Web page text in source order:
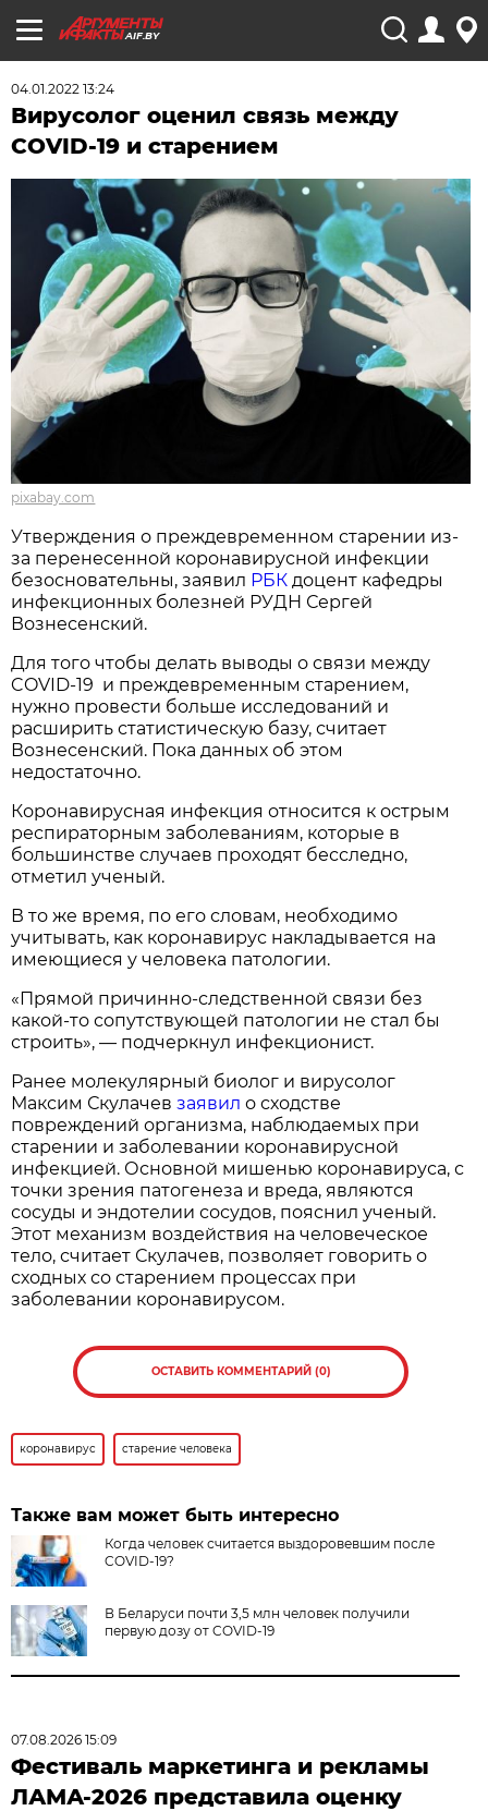
AIF.BY
04.01.2022 13:24
Вирусолог оценил связь между
COVID-19 и старением
pixabay.com
Утверждения о преждевременном старении из-
за перенесенной коронавирусной инфекции
безосновательны, заявил РБК доцент кафедры
инфекционных болезней РУДН Сергей
Вознесенский.
Для того чтобы делать выводы о связи между
COVID-19 и преждевременным старением,
нужно провести больше исследований и
расширить статистическую базу, считает
Вознесенский. Пока данных об этом
недостаточно.
Коронавирусная инфекция относится к острым
респираторным заболеваниям, которые в
большинстве случаев проходят бесследно,
отметил ученый.
В то же время, по его словам, необходимо
учитывать, как коронавирус накладывается на
имеющиеся у человека патологии.
«Прямой причинно-следственной связи без
какой-то сопутствующей патологии не стал бы
строить», — подчеркнул инфекционист.
Ранее молекулярный биолог и вирусолог
Максим Скулачевзаявил о сходстве
повреждений организма, наблюдаемых при
старении и заболевании коронавирусной
инфекцией. Основной мишенью коронавируса, с
точки зрения патогенеза и вреда, являются
сосуды и эндотелии сосудов, пояснил ученый.
Этот механизм воздействия на человеческое
тело, считает Скулачев, позволяет говорить о
сходных со старением процессах при
заболевании коронавирусом.
ОСТАВИТЬ КОММЕНТАРИЙ (0)
коронавирус старение человека
Также вам может быть интересно
Когда человек считается выздоровевшим после
COVID-19?
В Беларуси почти 3,5 млн человек получили
первую дозу от COVID-19
07.08.2026 15:09
Фестиваль маркетинга и рекламы
ЛАМА-2026 представила оценку